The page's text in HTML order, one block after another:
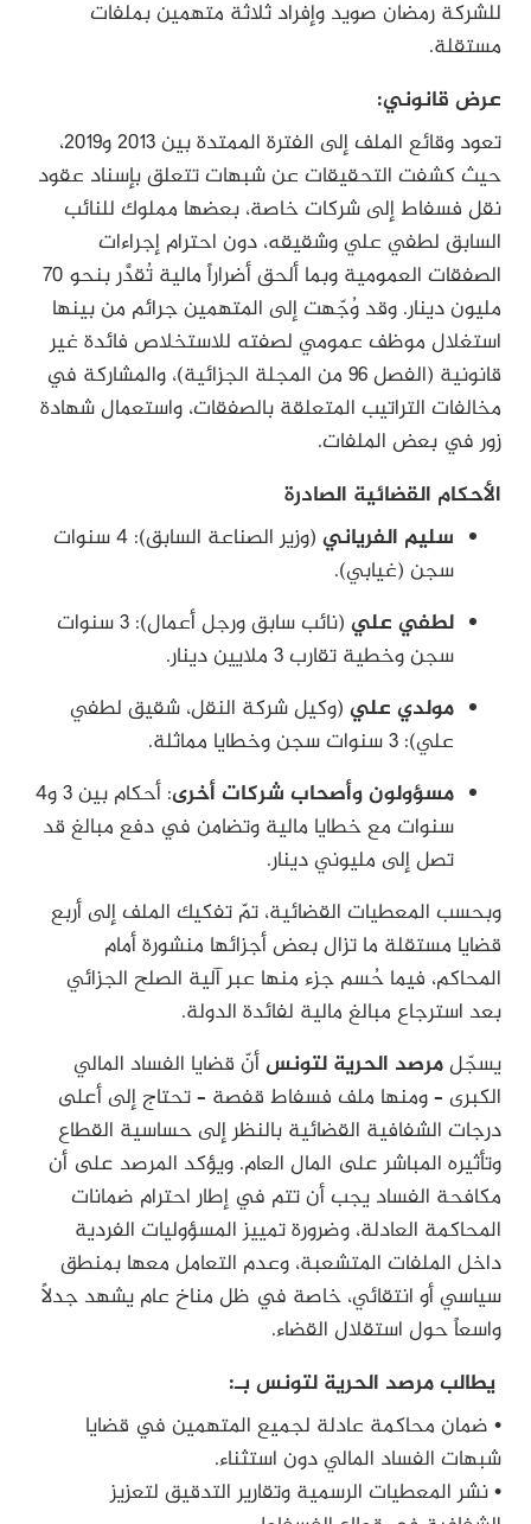
للشركة رمضان صويد وإفراد ثلاثة متهمين بملفات
مستقلة.
عرض قانوني:
تعود وقائع الملف إلى الفترة الممتدة بين 2013 و2019،
حيث كشفت التحقيقات عن شبهات تتعلق بإسناد عقود
نقل فسفاط إلى شركات خاصة، بعضها مملوك للنائب
السابق لطفي علي وشقيقه، دون احترام إجراءات
الصفقات العمومية وبما ألحق أضراراً مالية تُقدَّر بنحو 70
مليون دينار. وقد وُجّهت إلى المتهمين جرائم من بينها
استغلال موظف عمومي لصفته للاستخلاص فائدة غير
قانونية (الفصل 96 من المجلة الجزائية)، والمشاركة في
مخالفات التراتيب المتعلقة بالصفقات، واستعمال شهادة
زور في بعض الملفات.
الأحكام القضائية الصادرة
سليم الفرياني
(وزير الصناعة السابق): 4 سنوات
سجن (غيابي).
لطفي علي
(نائب سابق ورجل أعمال): 3 سنوات
سجن وخطية تقارب 3 ملايين دينار.
مولدي علي (وكيل شركة النقل، شقيق لطفي
علي): 3 سنوات سجن وخطايا مماثلة.
مسؤولون وأصحاب شركات أخرى
: أحكام بين 3 و4
سنوات مع خطايا مالية وتضامن في دفع مبالغ قد
تصل إلى مليوني دينار.
وبحسب المعطيات القضائية، تمّ تفكيك الملف إلى أربع
قضايا مستقلة ما تزال بعض أجزائها منشورة أمام
المحاكم، فيما حُسم جزء منها عبر آلية الصلح الجزائي
بعد استرجاع مبالغ مالية لفائدة الدولة.
يسجّلمرصد الحرية لتونسأنّ قضايا الفساد المالي
الكبرى – ومنها ملف فسفاط قفصة – تحتاج إلى أعلى
درجات الشفافية القضائية بالنظر إلى حساسية القطاع
وتأثيره المباشر على المال العام. ويؤكد المرصد على أن
مكافحة الفساد يجب أن تتم في إطار احترام ضمانات
المحاكمة العادلة، وضرورة تمييز المسؤوليات الفردية
داخل الملفات المتشعبة، وعدم التعامل معها بمنطق
سياسي أو انتقائي، خاصة في ظل مناخ عام يشهد جدلاً
واسعاً حول استقلال القضاء.
يطالب مرصد الحرية لتونس بـ:
• ضمان محاكمة عادلة لجميع المتهمين في قضايا
شبهات الفساد المالي دون استثناء.
• نشر المعطيات الرسمية وتقارير التدقيق لتعزيز